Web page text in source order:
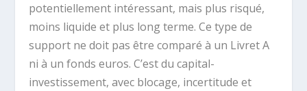
potentiellement intéressant, mais plus risqué,
moins liquide et plus long terme. Ce type de
support ne doit pas être comparé à un Livret A
ni à un fonds euros. C’est du capital-
investissement, avec blocage, incertitude et